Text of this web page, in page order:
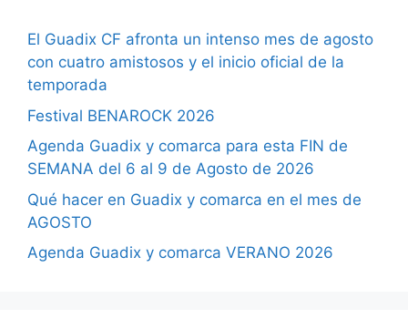
El Guadix CF afronta un intenso mes de agosto
con cuatro amistosos y el inicio oficial de la
temporada
Festival BENAROCK 2026
Agenda Guadix y comarca para esta FIN de
SEMANA del 6 al 9 de Agosto de 2026
Qué hacer en Guadix y comarca en el mes de
AGOSTO
Agenda Guadix y comarca VERANO 2026